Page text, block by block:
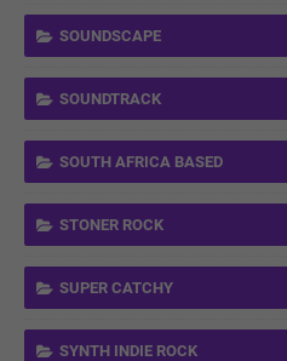
SOUNDSCAPE
SOUNDTRACK
SOUTH AFRICA BASED
STONER ROCK
SUPER CATCHY
SYNTH INDIE ROCK